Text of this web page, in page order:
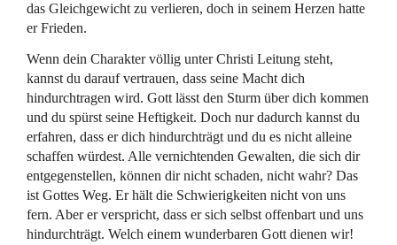
das Gleichgewicht zu verlieren, doch in seinem Herzen hatte
er Frieden.
Wenn dein Charakter völlig unter Christi Leitung steht,
kannst du darauf vertrauen, dass seine Macht dich
hindurchtragen wird. Gott lässt den Sturm über dich kommen
und du spürst seine Heftigkeit. Doch nur dadurch kannst du
erfahren, dass er dich hindurchträgt und du es nicht alleine
schaffen würdest. Alle vernichtenden Gewalten, die sich dir
entgegenstellen, können dir nicht schaden, nicht wahr? Das
ist Gottes Weg. Er hält die Schwierigkeiten nicht von uns
fern. Aber er verspricht, dass er sich selbst offenbart und uns
hindurchträgt. Welch einem wunderbaren Gott dienen wir!